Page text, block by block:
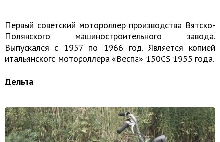
Первый советский мотороллер производства Вятско-
Полянского машиностроительного завода.
Выпускался с 1957 по 1966 год. Является копией
итальянского мотороллера «Веспа» 150GS 1955 года.
Дельта